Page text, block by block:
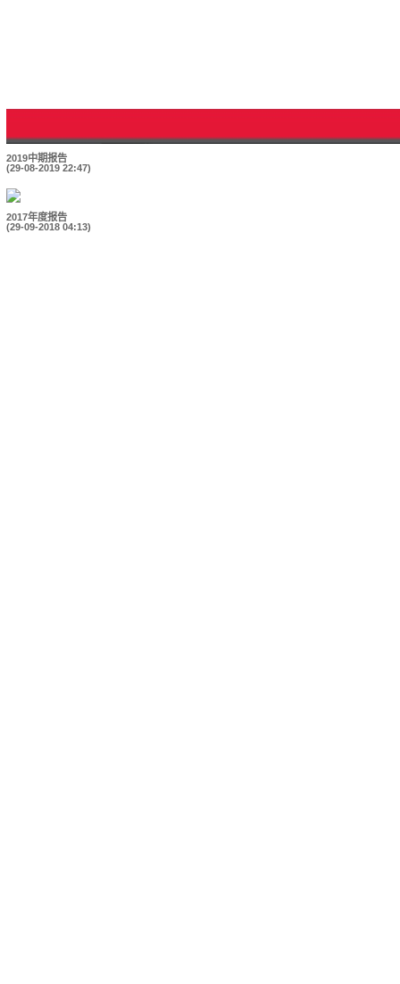
2019中期报告
(29-08-2019 22:47)
2017年度报告
(29-09-2018 04:13)